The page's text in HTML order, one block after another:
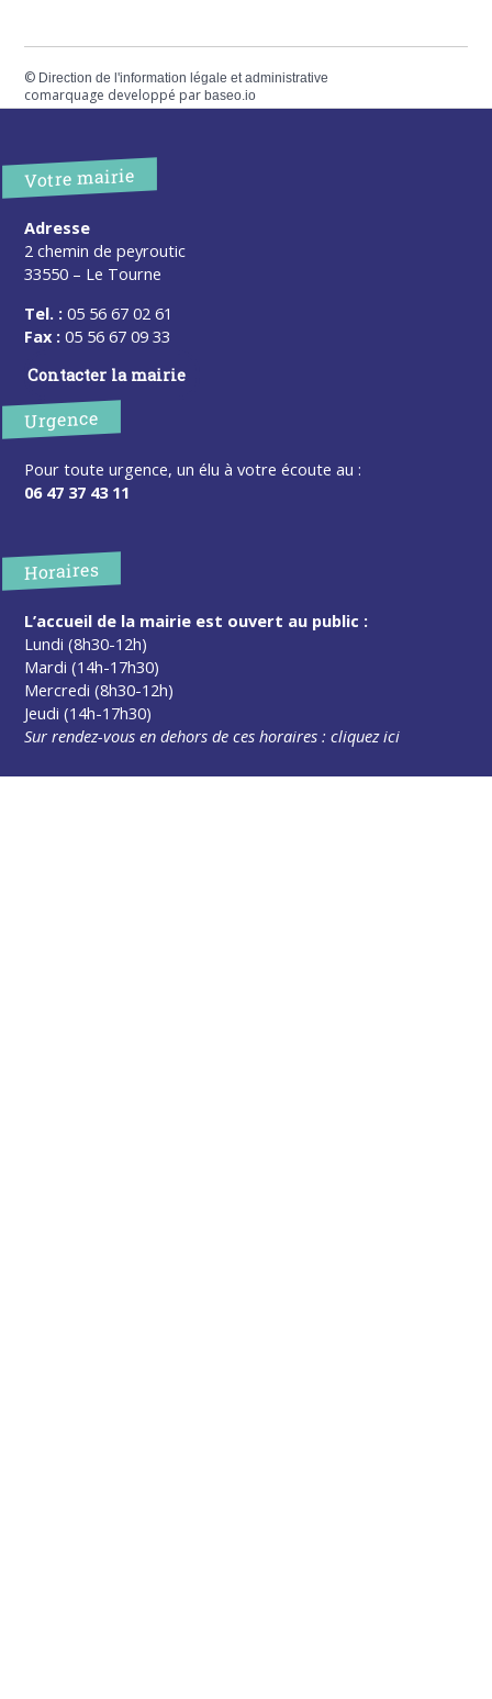
© Direction de l'information légale et administrative
comarquage developpé parbaseo.io
Votre mairie
Adresse
2 chemin de peyroutic
33550 – Le Tourne
Tel. : 05 56 67 02 61
Fax : 05 56 67 09 33
Contacter la mairie
Urgence
Pour toute urgence, un élu à votre écoute au :
06 47 37 43 11
Horaires
L’accueil de la mairie est ouvert au public :
Lundi (8h30-12h)
Mardi (14h-17h30)
Mercredi (8h30-12h)
Jeudi (14h-17h30)
Sur rendez-vous en dehors de ces horaires :cliquez ici